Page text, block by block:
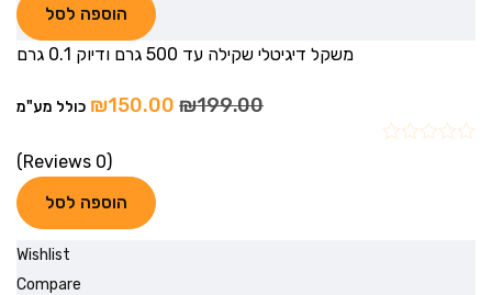
הוספה לסל
משקל דיגיטלי שקילה עד 500 גרם ודיוק 0.1 גרם
₪199.00
₪150.00 כולל מע"מ
(0 Reviews)
הוספה לסל
Wishlist
Compare